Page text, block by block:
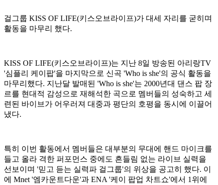
걸그룹 KISS OF LIFE(키스오브라이프)가 대세 자리를 굳히며
활동을 마무리 했다.
KISS OF LIFE(키스오브라이프)는 지난 8일 방송된 아리랑TV
'심플리 케이팝'을 마지막으로 신곡 'Who is she'의 공식 활동을
마무리했다. 지난달 발매된 'Who is she'는 2000년대 댄스 팝 장
르를 현대적 감성으로 재해석한 곡으로 멤버들의 성숙하고 세
련된 바이브가 어우러져 대중과 평단의 호평을 동시에 이끌어
냈다.
특히 이번 활동에서 멤버들은 대부분의 무대에 핸드 마이크를
들고 올라 격한 퍼포먼스 중에도 흔들림 없는 라이브 실력을
선보이며 '믿고 듣는 실력파 걸그룹'의 위상을 공고히 했다. 이
에 Mnet '엠카운트다운'과 ENA '케이 팝업 차트쇼'에서 1위에